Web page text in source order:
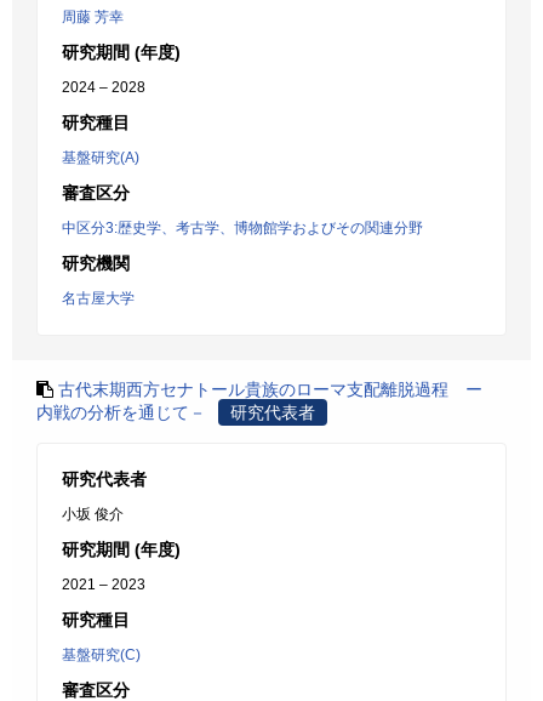
周藤 芳幸
研究期間 (年度)
2024 – 2028
研究種目
基盤研究(A)
審査区分
中区分3:歴史学、考古学、博物館学およびその関連分野
研究機関
名古屋大学
古代末期西方セナトール貴族のローマ支配離脱過程 ー
内戦の分析を通じて－
研究代表者
研究代表者
小坂 俊介
研究期間 (年度)
2021 – 2023
研究種目
基盤研究(C)
審査区分